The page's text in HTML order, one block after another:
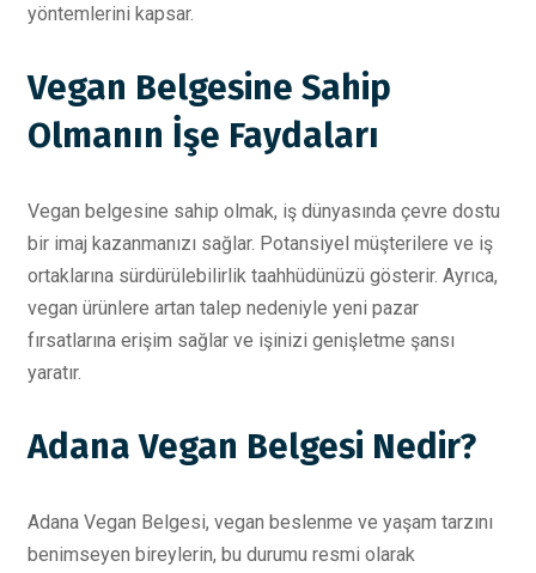
yöntemlerini kapsar.
Vegan Belgesine Sahip
Olmanın İşe Faydaları
Vegan belgesine sahip olmak, iş dünyasında çevre dostu
bir imaj kazanmanızı sağlar. Potansiyel müşterilere ve iş
ortaklarına sürdürülebilirlik taahhüdünüzü gösterir. Ayrıca,
vegan ürünlere artan talep nedeniyle yeni pazar
fırsatlarına erişim sağlar ve işinizi genişletme şansı
yaratır.
Adana Vegan Belgesi Nedir?
Adana Vegan Belgesi, vegan beslenme ve yaşam tarzını
benimseyen bireylerin, bu durumu resmi olarak